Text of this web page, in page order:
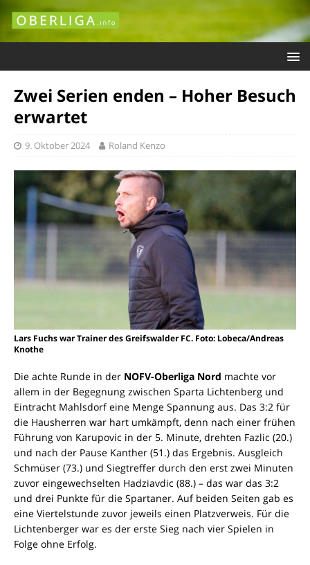
Zwei Serien enden – Hoher Besuch
erwartet
9. Oktober 2024 Roland Kenzo
Lars Fuchs war Trainer des Greifswalder FC. Foto: Lobeca/Andreas
Knothe
Die achte Runde in der NOFV-Oberliga Nord machte vor
allem in der Begegnung zwischen Sparta Lichtenberg und
Eintracht Mahlsdorf eine Menge Spannung aus. Das 3:2 für
die Hausherren war hart umkämpft, denn nach einer frühen
Führung von Karupovic in der 5. Minute, drehten Fazlic (20.)
und nach der Pause Kanther (51.) das Ergebnis. Ausgleich
Schmüser (73.) und Siegtreffer durch den erst zwei Minuten
zuvor eingewechselten Hadziavdic (88.) – das war das 3:2
und drei Punkte für die Spartaner. Auf beiden Seiten gab es
eine Viertelstunde zuvor jeweils einen Platzverweis. Für die
Lichtenberger war es der erste Sieg nach vier Spielen in
Folge ohne Erfolg.